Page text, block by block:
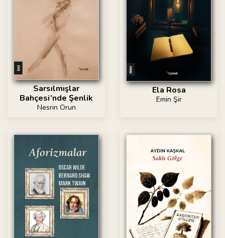
Sarsılmışlar
Bahçesi’nde Şenlik
Nesrin Orun
Ela Rosa
Emin Şir